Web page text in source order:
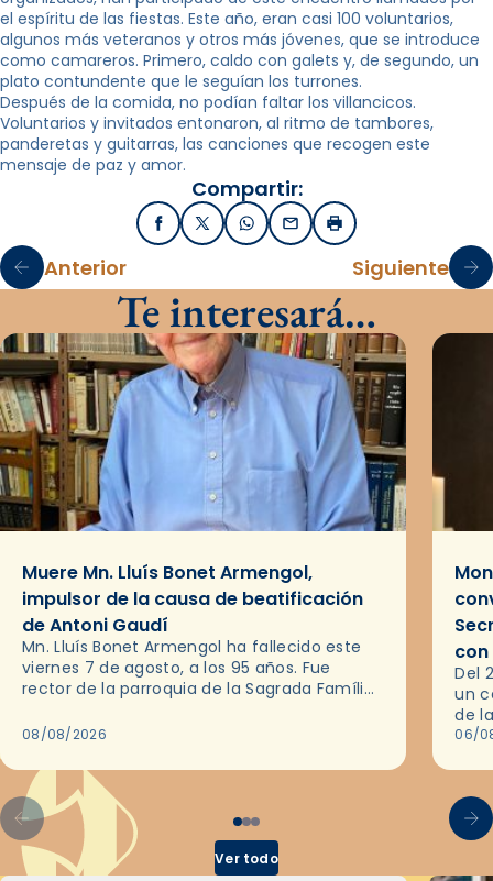
el espíritu de las fiestas. Este año, eran casi 100 voluntarios,
algunos más veteranos y otros más jóvenes, que se introduce
como camareros. Primero, caldo con galets y, de segundo, un
plato contundente que le seguían los turrones.
Después de la comida, no podían faltar los villancicos.
Voluntarios y invitados entonaron, al ritmo de tambores,
panderetas y guitarras, las canciones que recogen este
mensaje de paz y amor.
Compartir:
FacebookX / TwitterWhatsApp
EmailImprimir
Anterior Siguiente
Te interesará…
Muere Mn. Lluís Bonet Armengol,
impulsor de la causa de beatificación
de Antoni Gaudí
Mn. Lluís Bonet Armengol ha fallecido este
viernes 7 de agosto, a los 95 años. Fue
rector de la parroquia de la Sagrada Família
08/08/2026
Del
un
de
en
06/
Ver todo